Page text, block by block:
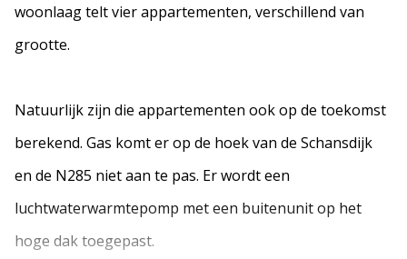
woonlaag telt vier appartementen, verschillend van
grootte.
Natuurlijk zijn die appartementen ook op de toekomst
berekend. Gas komt er op de hoek van de Schansdijk
en de N285 niet aan te pas. Er wordt een
luchtwaterwarmtepomp met een buitenunit op het
hoge dak toegepast.